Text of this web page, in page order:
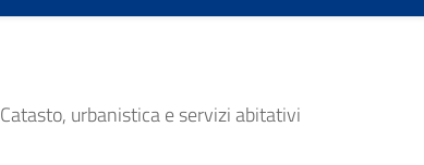
Catasto, urbanistica e servizi abitativi